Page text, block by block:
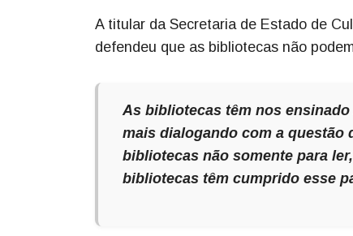
A titular da Secretaria de Estado de
defendeu que as bibliotecas não
As bibliotecas têm nos
mais dialogando com a questão
bibliotecas não somente para
bibliotecas têm cumprido esse